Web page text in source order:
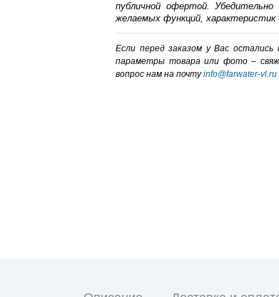
публичной офертой.
желаемых функций, характеристик
Если перед заказом у Вас
параметры товара или фото –
вопрос нам на почтуinfo@farwater-vl.ru